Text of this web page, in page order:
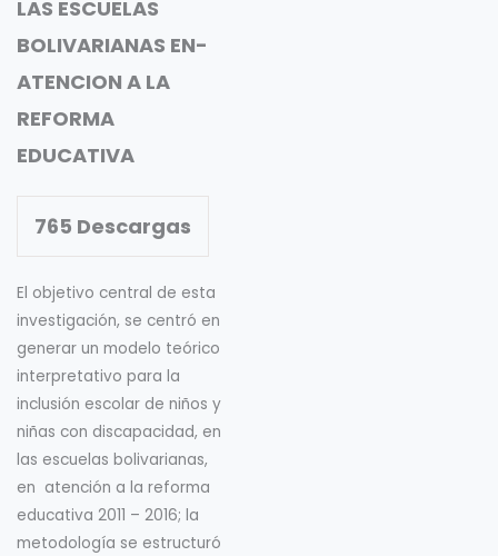
LAS ESCUELAS
BOLIVARIANAS EN-
ATENCION A LA
REFORMA
EDUCATIVA
765 Descargas
El objetivo central de esta
investigación, se centró en
generar un modelo teórico
interpretativo para la
inclusión escolar de niños y
niñas con discapacidad, en
las escuelas bolivarianas,
en atención a la reforma
educativa 2011 – 2016; la
metodología se estructuró